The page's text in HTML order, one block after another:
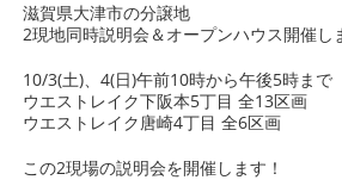
滋賀県大津市の分譲地
2現地同時説明会＆オープンハウス開催し
10/3(土)、4(日)午前10時から午後5時まで
ウエストレイク下阪本5丁目 全13区画
ウエストレイク唐崎4丁目 全6区画
この2現場の説明会を開催します！